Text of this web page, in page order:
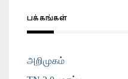
பக்கங்கள்
அறிமுகம்